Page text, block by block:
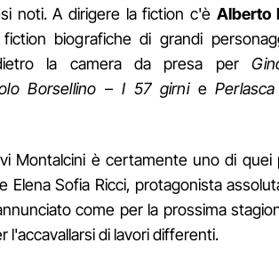
noti. A dirigere la fiction c'è Alberto
biografiche di grandi
la camera da presa per
Borsellino – I 57 girni e
Montalcini è certamente uno di quei
Elena Sofia Ricci, protagonista
come per la prossima
l'accavallarsi di lavori differenti.